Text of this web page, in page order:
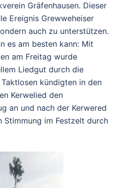
Gräfenhausen. Dieser
Ereignis Grewweheiser
auch zu unterstützen.
es am besten kann: Mit
am Freitag wurde
Liedgut durch die
kündigten in den
Kerwelied den
an und nach der Kerwered
im Festzelt durch